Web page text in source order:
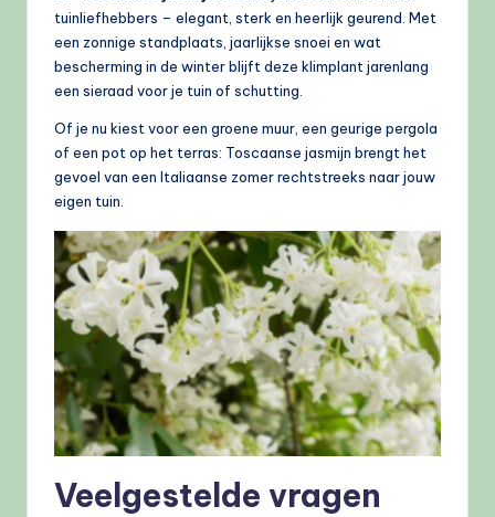
tuinliefhebbers – elegant, sterk en heerlijk geurend. Met
een zonnige standplaats, jaarlijkse snoei en wat
bescherming in de winter blijft deze klimplant jarenlang
een sieraad voor je tuin of schutting.
Of je nu kiest voor een groene muur, een geurige pergola
of een pot op het terras: Toscaanse jasmijn brengt het
gevoel van een Italiaanse zomer rechtstreeks naar jouw
eigen tuin.
Veelgestelde vragen